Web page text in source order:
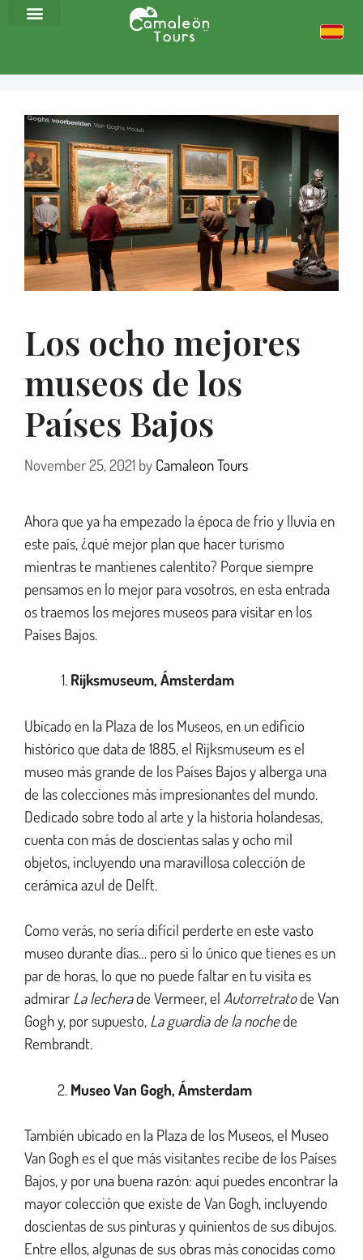
Los ocho mejores
museos de los
Países Bajos
November 25, 2021 by Camaleon Tours
Ahora que ya ha empezado la época de frio y lluvia en
este país, ¿qué mejor plan que hacer turismo
mientras te mantienes calentito? Porque siempre
pensamos en lo mejor para vosotros, en esta entrada
os traemos los mejores museos para visitar en los
Países Bajos.
Rijksmuseum, Ámsterdam
Ubicado en la Plaza de los Museos, en un edificio
histórico que data de 1885, el Rijksmuseum es el
museo más grande de los Países Bajos y alberga una
de las colecciones más impresionantes del mundo.
Dedicado sobre todo al arte y la historia holandesas,
cuenta con más de doscientas salas y ocho mil
objetos, incluyendo una maravillosa colección de
cerámica azul de Delft.
Como verás, no sería difícil perderte en este vasto
museo durante días… pero si lo único que tienes es un
par de horas, lo que no puede faltar en tu visita es
admirar La lecherade Vermeer, el Autorretratode Van
Gogh y, por supuesto, La guardia de la nochede
Rembrandt.
Museo Van Gogh, Ámsterdam
También ubicado en la Plaza de los Museos, el Museo
Van Gogh es el que más visitantes recibe de los Países
Bajos, y por una buena razón: aquí puedes encontrar la
mayor colección que existe de Van Gogh, incluyendo
doscientas de sus pinturas y quinientos de sus dibujos.
Entre ellos, algunas de sus obras más conocidas como